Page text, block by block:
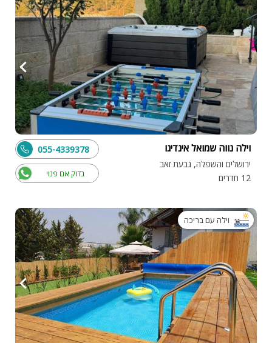
וילה נווה שמואל אינדיגו
ירושלים והשפלה, גבעת זאב
12 חדרים
בדוק אם פנוי
055-4339378
וילה עם בריכה